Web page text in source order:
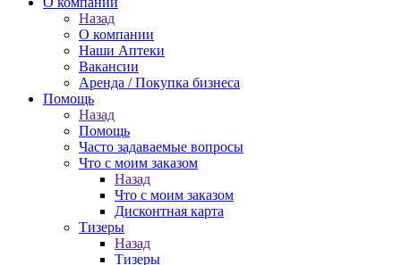
Назад
О компании
Наши Аптеки
Вакансии
Аренда / Покупка бизнеса
Помощь
Назад
Помощь
Часто задаваемые вопросы
Что с моим заказом
Назад
Что с моим заказом
Дисконтная карта
Тизеры
Назад
Тизеры